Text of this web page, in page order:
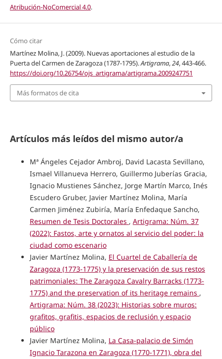
Atribución-NoComercial 4.0.
Cómo citar
Martínez Molina, J. (2009). Nuevas aportaciones al estudio de la
Puerta del Carmen de Zaragoza (1787-1795).Artigrama,24, 443-466.
https://doi.org/10.26754/ojs_artigrama/artigrama.2009247751
Más formatos de cita
Artículos más leídos del mismo autor/a
Mª Ángeles Cejador Ambroj, David Lacasta Sevillano,
Ismael Villanueva Herrero, Guillermo Juberías Gracia,
Ignacio Mustienes Sánchez, Jorge Martín Marco, Inés
Escudero Gruber, Javier Martínez Molina, María
Carmen Jiménez Zubiría, María Enfedaque Sancho,
Resumen de Tesis Doctorales , Artigrama: Núm. 37
(2022): Fastos, arte y ornatos al servicio del poder: la
ciudad como escenario
Javier Martínez Molina, El Cuartel de Caballería de
Zaragoza (1773-1775) y la preservación de sus restos
patrimoniales: The Zaragoza Cavalry Barracks (1773-
1775) and the preservation of its heritage remains ,
Artigrama: Núm. 38 (2023): Historias sobre muros:
grafitos, grafitis, espacios de reclusión y espacio
público
Javier Martínez Molina, La Casa-palacio de Simón
Ignacio Tarazona en Zaragoza (1770-1771), obra del